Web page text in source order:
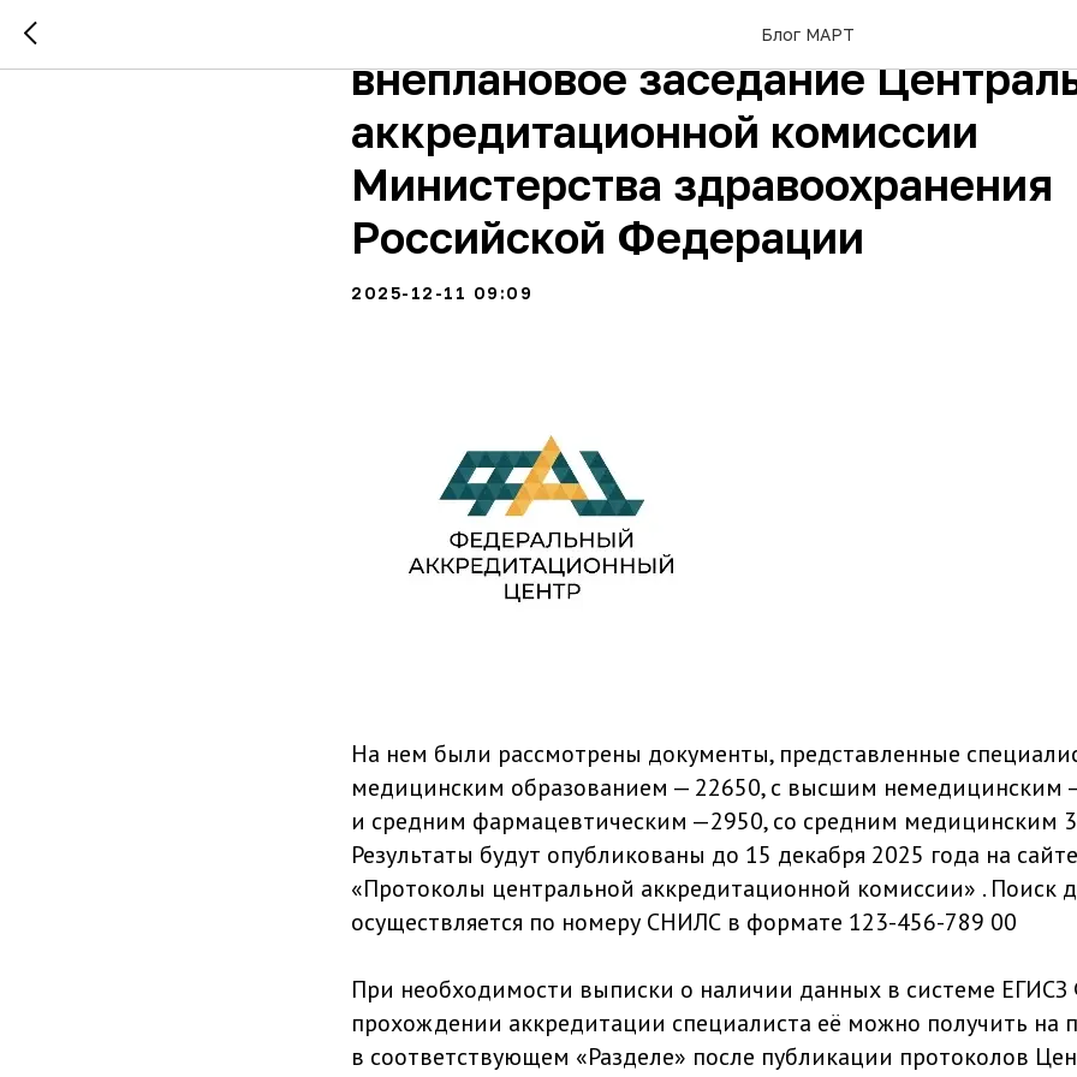
Блог МАРТ
10 декабря 2025 года прошло
внеплановое заседание
аккредитационной комиссии
Министерства здравоохранения
Российской Федерации
2025-12-11 09:09
На нем были рассмотрены документы, представленные
медицинским образованием — 22650, с высшим немедицинским
и средним фармацевтическим —2950, со средним медицинским
Результаты будут опубликованы до 15 декабря 2025 года на
«Протоколы центральной аккредитационной комиссии» . Поиск
осуществляется по номеру СНИЛС в формате 123-456-789 00
При необходимости выписки о наличии данных в системе
прохождении аккредитации специалиста её можно получить на
в соответствующем «Разделе» после публикации протоколов